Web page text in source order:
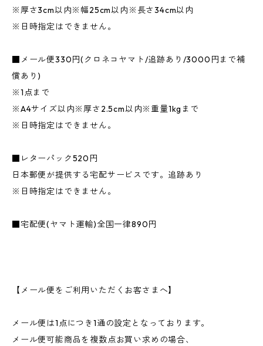
※厚さ3cm以内※幅25cm以内※長さ34cm以内
※日時指定はできません。
■メール便330円(クロネコヤマト/追跡あり/3000円まで補
償あり)
※1点まで
※A4サイズ以内※厚さ2.5cm以内※重量1kgまで
※日時指定はできません。
■レターパック520円
日本郵便が提供する宅配サービスです。追跡あり
※日時指定はできません。
■宅配便(ヤマト運輸)全国一律890円
【メール便をご利用いただくお客さまへ】
メール便は1点につき1通の設定となっております。
メール便可能商品を複数点お買い求めの場合、